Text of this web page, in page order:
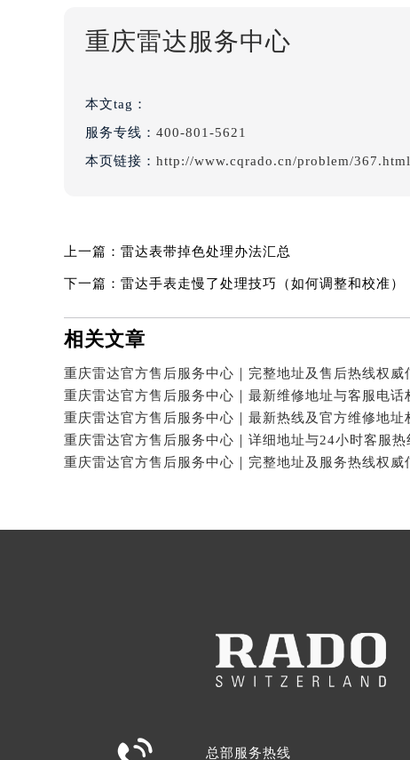
重庆雷达服务中心
本文tag：
服务专线： 400-801-5621
本页链接： http://www.cqrado.cn/problem/367.html
上一篇： 雷达表带掉色处理办法汇总
下一篇： 雷达手表走慢了处理技巧（如何调整和校准）
相关文章
总部服务热线